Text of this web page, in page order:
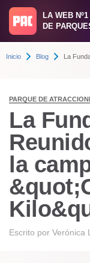
LA WEB Nº1
DE
Inicio Blog La
PARQUE DE
La
la
Escrito por Verónica L.